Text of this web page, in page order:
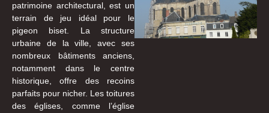
patrimoine architectural, est un
terrain de jeu idéal pour le
pigeon biset. La structure
urbaine de la ville, avec ses
nombreux bâtiments anciens,
notamment dans le centre
historique, offre des recoins
parfaits pour nicher. Les toitures
des églises, comme l’église